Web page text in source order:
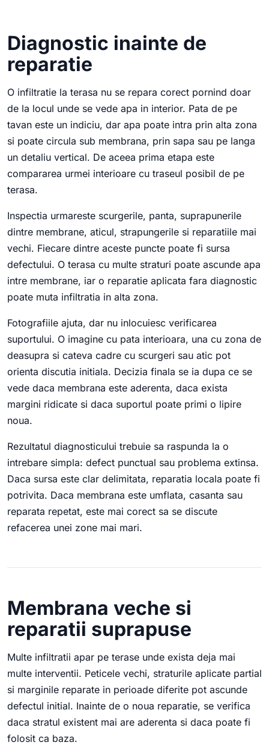
Diagnostic inainte de
reparatie
O infiltratie la terasa nu se repara corect pornind doar
de la locul unde se vede apa in interior. Pata de pe
tavan este un indiciu, dar apa poate intra prin alta zona
si poate circula sub membrana, prin sapa sau pe langa
un detaliu vertical. De aceea prima etapa este
compararea urmei interioare cu traseul posibil de pe
terasa.
Inspectia urmareste scurgerile, panta, suprapunerile
dintre membrane, aticul, strapungerile si reparatiile mai
vechi. Fiecare dintre aceste puncte poate fi sursa
defectului. O terasa cu multe straturi poate ascunde apa
intre membrane, iar o reparatie aplicata fara diagnostic
poate muta infiltratia in alta zona.
Fotografiile ajuta, dar nu inlocuiesc verificarea
suportului. O imagine cu pata interioara, una cu zona de
deasupra si cateva cadre cu scurgeri sau atic pot
orienta discutia initiala. Decizia finala se ia dupa ce se
vede daca membrana este aderenta, daca exista
margini ridicate si daca suportul poate primi o lipire
noua.
Rezultatul diagnosticului trebuie sa raspunda la o
intrebare simpla: defect punctual sau problema extinsa.
Daca sursa este clar delimitata, reparatia locala poate fi
potrivita. Daca membrana este umflata, casanta sau
reparata repetat, este mai corect sa se discute
refacerea unei zone mai mari.
Membrana veche si
reparatii suprapuse
Multe infiltratii apar pe terase unde exista deja mai
multe interventii. Peticele vechi, straturile aplicate partial
si marginile reparate in perioade diferite pot ascunde
defectul initial. Inainte de o noua reparatie, se verifica
daca stratul existent mai are aderenta si daca poate fi
folosit ca baza.